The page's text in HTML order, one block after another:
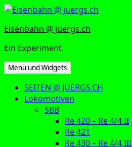
Zum
springen
Eisenbahn @ juergs.ch
Ein Experiment.
Menü und Widgets
SEITEN @ JUERGS.CH
Lokomotiven
SBB
Re 420 – Re 4/4 II
Re 421
Re 430 – Re 4/4 III